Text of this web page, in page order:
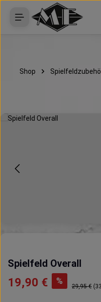
Zum Hauptinhalt springen
Shop
Bildergalerie überspringen
Spielfeld Overall
Verkaufspreis:
19,90 € % Regulärer
29,95 €